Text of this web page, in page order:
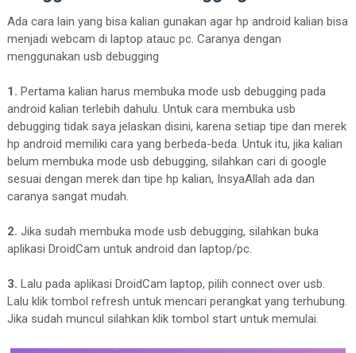
Ada cara lain yang bisa kalian gunakan agar hp android kalian bisa
menjadi webcam di laptop atauc pc. Caranya dengan
menggunakan usb debugging
1. Pertama kalian harus membuka mode usb debugging pada
android kalian terlebih dahulu. Untuk cara membuka usb
debugging tidak saya jelaskan disini, karena setiap tipe dan merek
hp android memiliki cara yang berbeda-beda. Untuk itu, jika kalian
belum membuka mode usb debugging, silahkan cari di google
sesuai dengan merek dan tipe hp kalian, InsyaAllah ada dan
caranya sangat mudah.
2. Jika sudah membuka mode usb debugging, silahkan buka
aplikasi DroidCam untuk android dan laptop/pc.
3. Lalu pada aplikasi DroidCam laptop, pilih connect over usb.
Lalu klik tombol refresh untuk mencari perangkat yang terhubung.
Jika sudah muncul silahkan klik tombol start untuk memulai.